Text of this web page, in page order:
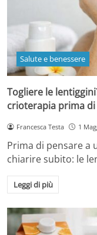
Salute e benessere
Togliere le
crioterapia prima
Francesca Testa 1
Prima di pensare a
chiarire subito: le
Leggi di più